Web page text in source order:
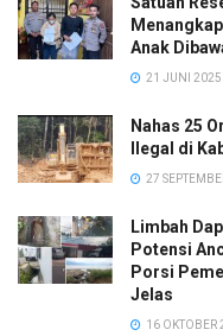
Anak
21 JUNI 2025
Nahas 25
Ilegal di
27
Limbah
Potensi
Porsi
Jelas
16 OKTOBER